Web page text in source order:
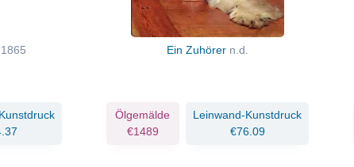
1865 Ein Zuhörer n.d.
Ölgemälde
€1489
Leinwand-Kunstdruck
€76.09